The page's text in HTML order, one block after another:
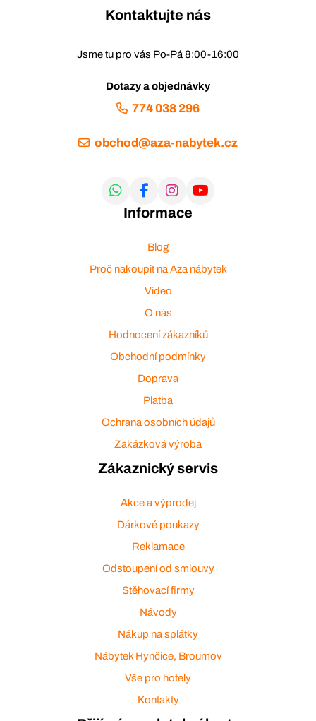
Kontaktujte nás
Jsme tu pro vás Po-Pá 8:00-16:00
Dotazy a objednávky
774 038 296
obchod@aza-nabytek.cz
Informace
Blog
Proč nakoupit na Aza nábytek
Video
O nás
Hodnocení zákazníků
Obchodní podmínky
Doprava
Platba
Ochrana osobních údajů
Zakázková výroba
Zákaznický servis
Akce a výprodej
Dárkové poukazy
Reklamace
Odstoupení od smlouvy
Stěhovací firmy
Návody
Nákup na splátky
Nábytek Hynčice, Broumov
Vše pro hotely
Kontakty